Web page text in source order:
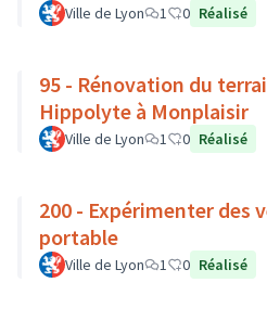
Ville de Lyon 1 0 Réalisé
95 - Rénovation du
Hippolyte à Monplaisir
Ville de Lyon 1 0 Réalisé
200 - Expérimenter des
portable
Ville de Lyon 1 0 Réalisé